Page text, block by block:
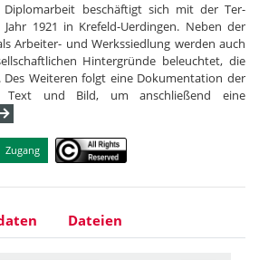
Diplomarbeit beschäftigt sich mit der Ter-
1921 in Krefeld-Uerdingen. Neben der
Arbeiter- und Werkssiedlung werden auch
Hintergründe beleuchtet, die
Weiteren folgt eine Dokumentation der
Text und Bild, um anschließend eine
Zugang
Dateien